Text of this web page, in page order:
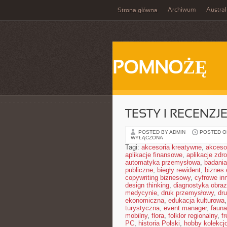
Strona główna Archiwum
POMNOŻĘ
TESTY I
POSTED BY ADMIN POSTED
WYŁĄCZONA
Tagi: akcesoria kreatywne,
aplikacje finansowe, aplikacje
automatyka przemysłowa,
publiczne, biegły rewident, biznes
copywriting biznesowy, cyfrowe
design thinking, diagnostyka
medycynie, druk przemysłowy,
ekonomiczna, edukacja kulturowa,
turystyczna, event manager, fauna
mobilny, flora, folklor regionalny,
PC, historia Polski, hobby